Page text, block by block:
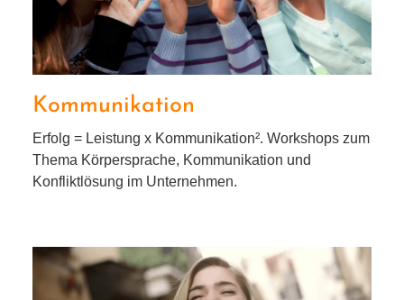
Kommunikation
Erfolg = Leistung x Kommunikation². Workshops zum
Thema Körpersprache, Kommunikation und
Konfliktlösung im Unternehmen.